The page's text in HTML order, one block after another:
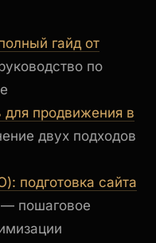
гайд от
по
для продвижения в
двух подходов
подготовка сайта
— пошаговое